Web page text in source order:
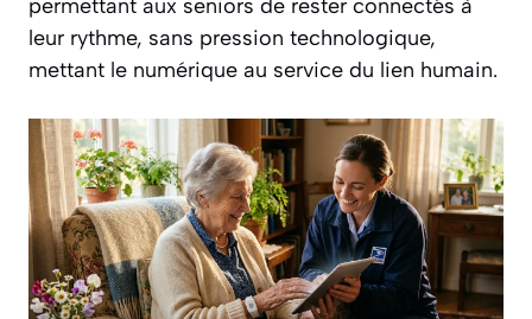
permettant aux seniors de rester connectés à
leur rythme, sans pression technologique,
mettant le numérique au service du lien humain.